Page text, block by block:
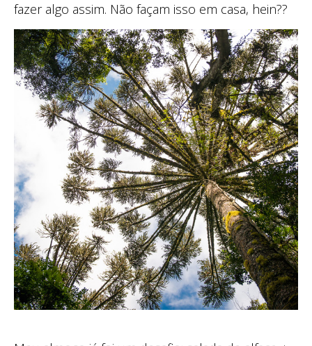
fazer algo assim. Não façam isso em casa, hein??